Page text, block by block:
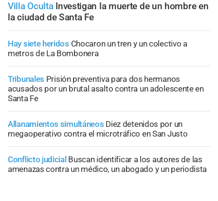
Villa Oculta Investigan la muerte de un hombre en
la ciudad de Santa Fe
Hay siete heridos Chocaron un tren y un colectivo a
metros de La Bombonera
Tribunales Prisión preventiva para dos hermanos
acusados por un brutal asalto contra un adolescente en
Santa Fe
Allanamientos simultáneos Diez detenidos por un
megaoperativo contra el microtráfico en San Justo
Conflicto judicial Buscan identificar a los autores de las
amenazas contra un médico, un abogado y un periodista